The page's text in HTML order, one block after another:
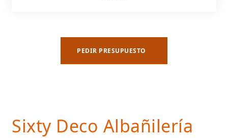
PEDIR PRESUPUESTO
Sixty Deco Albañilería